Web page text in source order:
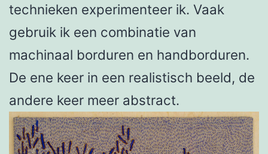
technieken experimenteer ik. Vaak
gebruik ik een combinatie van
machinaal borduren en handborduren.
De ene keer in een realistisch beeld, de
andere keer meer abstract.